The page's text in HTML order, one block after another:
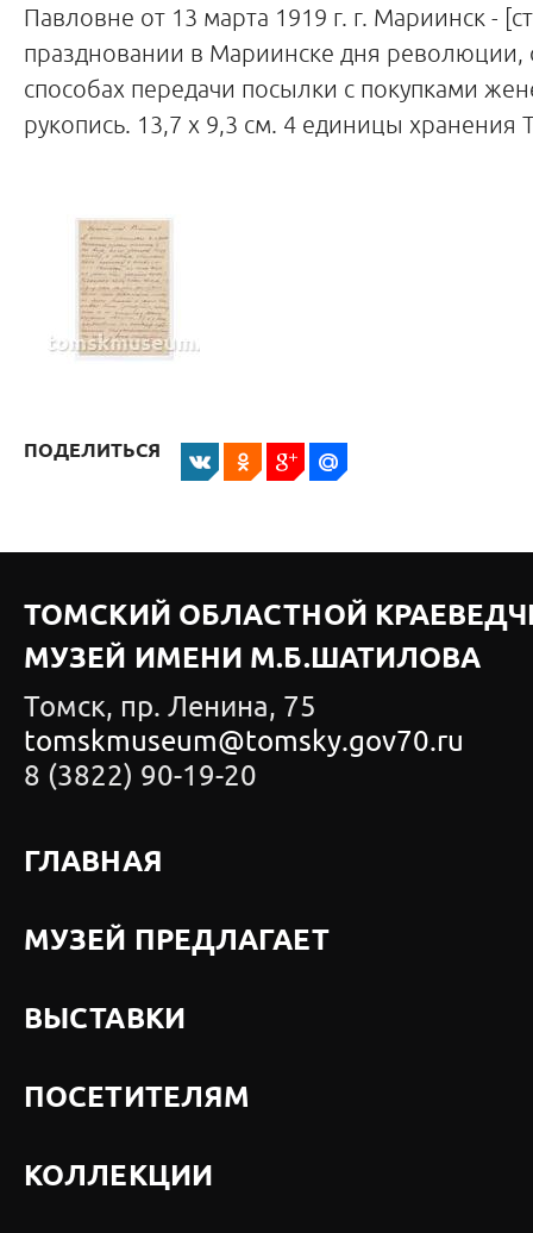
Павловне от 13 марта 1919 г. г. Мариинск -
праздновании в Мариинске дня революции,
способах передачи посылки с покупками
рукопись. 13,7 х 9,3 см. 4 единицы
ПОДЕЛИТЬСЯ
ТОМСКИЙ ОБЛАСТНОЙ
МУЗЕЙ ИМЕНИ М.Б.ШАТИЛОВА
Томск, пр. Ленина, 75
tomskmuseum@tomsky.gov70.ru
8 (3822) 90-19-20
ГЛАВНАЯ
МУЗЕЙ ПРЕДЛАГАЕТ
ВЫСТАВКИ
ПОСЕТИТЕЛЯМ
КОЛЛЕКЦИИ